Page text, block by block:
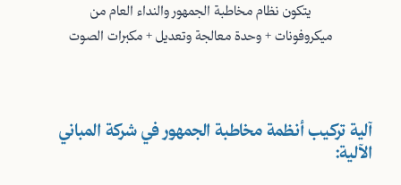
يتكون نظام مخاطبة الجمهور والنداء العام من
ميكروفونات + وحدة معالجة وتعديل + مكبرات الصوت
آلية تركيب أنظمة مخاطبة الجمهور في شركة المباني
الآلية: